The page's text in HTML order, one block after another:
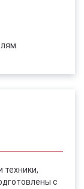
техники,
с